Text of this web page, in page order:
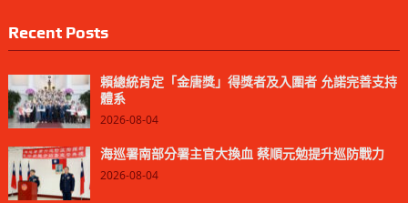
Recent Posts
賴總統肯定「金唐獎」得獎者及入圍者 允諾完善支持
體系
2026-08-04
海巡署南部分署主官大換血 蔡順元勉提升巡防戰力
2026-08-04